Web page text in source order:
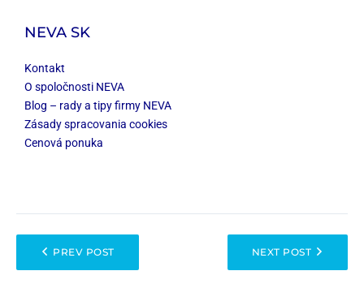
NEVA SK
Kontakt
O spoločnosti NEVA
Blog – rady a tipy firmy NEVA
Zásady spracovania cookies
Cenová ponuka
PREV POST NEXT POST